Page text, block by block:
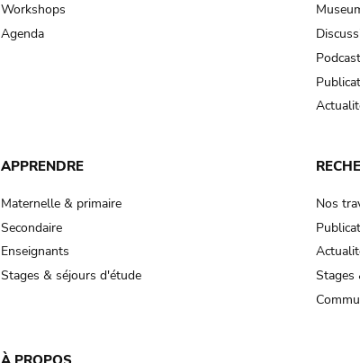
Workshops
Agenda
APPRENDRE
Maternelle & primaire
Secondaire
Enseignants
Stages & séjours d'étude
Nos
Stages